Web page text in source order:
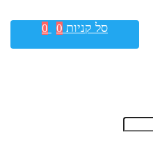
סל קניות 0
0